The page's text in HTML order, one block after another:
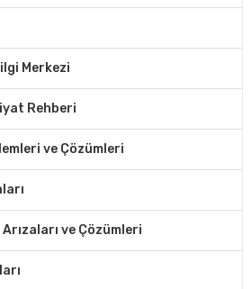
Merkezi
Rehberi
ve Çözümleri
ve Çözümleri